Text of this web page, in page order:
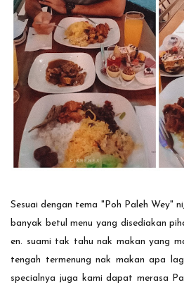
Sesuai dengan tema "Poh Paleh Wey"
banyak betul menu yang disediakan
en. suami tak tahu nak makan yang
tengah termenung nak makan apa
specialnya juga kami dapat merasa